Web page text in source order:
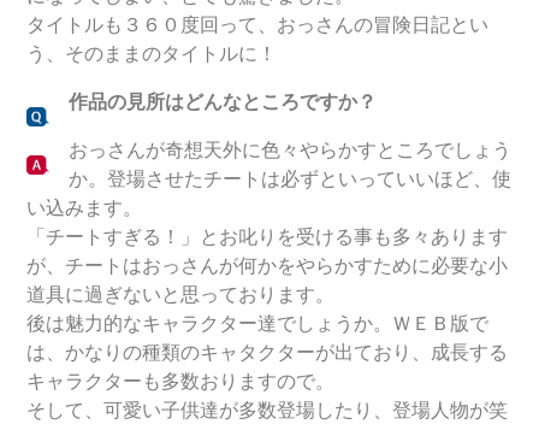
タイトルも３６０度回って、おっさんの冒険日記とい
う、そのままのタイトルに！
作品の見所はどんなところですか？
おっさんが奇想天外に色々やらかすところでしょう
か。登場させたチートは必ずといっていいほど、使
い込みます。
「チートすぎる！」とお叱りを受ける事も多々あります
が、チートはおっさんが何かをやらかすために必要な小
道具に過ぎないと思っております。
後は魅力的なキャラクター達でしょうか。ＷＥＢ版で
は、かなりの種類のキャタクターが出ており、成長する
キャラクターも多数おりますので。
そして、可愛い子供達が多数登場したり、登場人物が笑